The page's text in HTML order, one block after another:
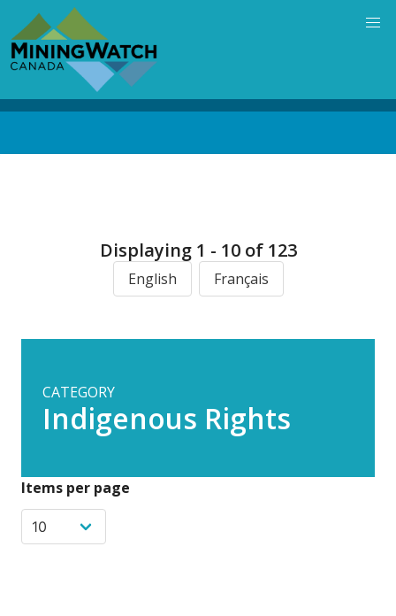
main
content
Displaying 1 - 10 of 123
English Français
CATEGORY
Indigenous Rights
Items per page